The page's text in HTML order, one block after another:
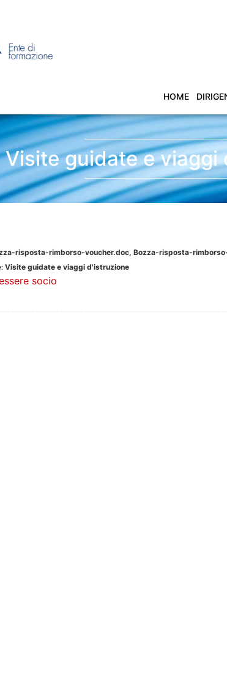
HOME
Visite guidate e viaggi
risposta-rimborso-voucher.doc, Bozza-risposta-
Visite guidate e viaggi d'istruzione
socio